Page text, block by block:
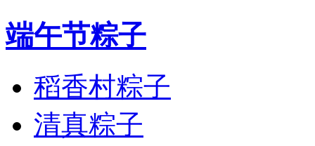
端午节粽子
稻香村粽子
清真粽子